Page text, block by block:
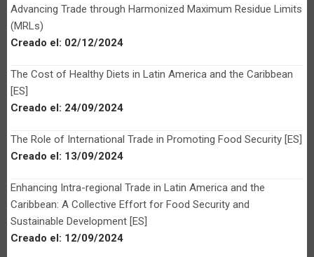
Advancing Trade through Harmonized Maximum Residue Limits
(MRLs)
Creado el: 02/12/2024
The Cost of Healthy Diets in Latin America and the Caribbean
[ES]
Creado el: 24/09/2024
The Role of International Trade in Promoting Food Security [ES]
Creado el: 13/09/2024
Enhancing Intra-regional Trade in Latin America and the
Caribbean: A Collective Effort for Food Security and
Sustainable Development [ES]
Creado el: 12/09/2024